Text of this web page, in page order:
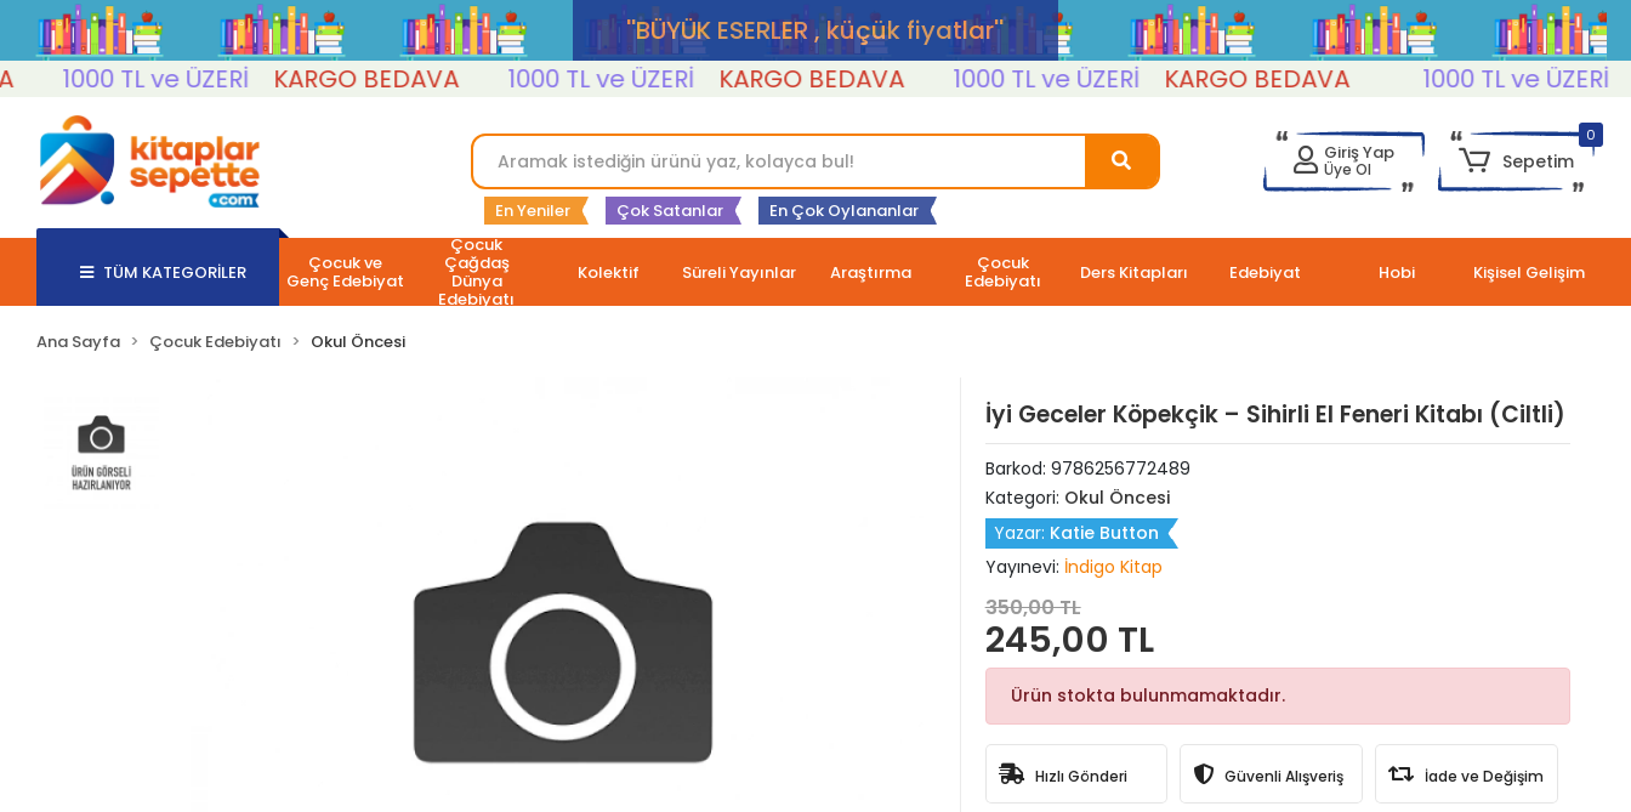
''BÜYÜK ESERLER , küçük fiyatlar''
1000 TL ve ÜZERİ
KARGO BEDAVA 1000 TL ve ÜZERİ KARGO BEDAVA 1000 TL ve ÜZERİ KARGO BEDAVA 1000 TL ve ÜZERİ
En Yeniler Çok Satanlar En Çok Oylananlar
Giriş Yap
Üye Ol
0
Sepetim
TÜM KATEGORİLER Çocuk ve
Genç Edebiyat
Çocuk
Çağdaş
Dünya
Edebiyatı
Kolektif Süreli Yayınlar Araştırma Çocuk
Edebiyatı Ders Kitapları Edebiyat Hobi Kişisel Gelişim
Ana Sayfa Çocuk Edebiyatı Okul Öncesi
İyi Geceler Köpekçik – Sihirli El Feneri Kitabı (Ciltli)
Barkod: 9786256772489
Kategori: Okul Öncesi
Yazar: Katie Button
Yayınevi: İndigo Kitap
350,00 TL
245,00 TL
Ürün stokta bulunmamaktadır.
Hızlı Gönderi Güvenli Alışveriş İade ve Değişim